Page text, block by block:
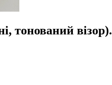
тонований візор).